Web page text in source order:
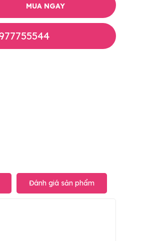
MUA NGAY
Đánh giá sản phẩm